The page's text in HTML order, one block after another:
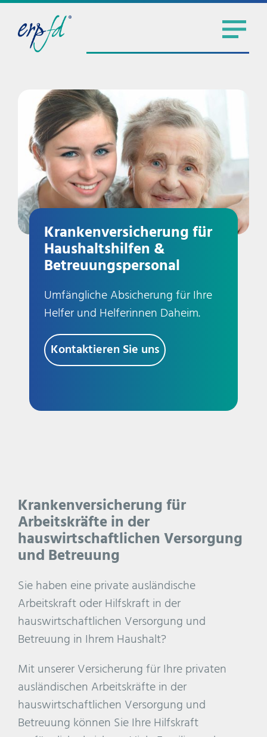
Krankenversicherung für
Haushaltshilfen &
Betreuungspersonal
Umfängliche Absicherung für Ihre
Helfer und Helferinnen Daheim.
Kontaktieren Sie uns
Krankenversicherung für
Arbeitskräfte in der
hauswirtschaftlichen Versorgung
und Betreuung
Sie haben eine private ausländische
Arbeitskraft oder Hilfskraft in der
hauswirtschaftlichen Versorgung und
Betreuung in Ihrem Haushalt?
Mit unserer Versicherung für Ihre privaten
ausländischen Arbeitskräfte in der
hauswirtschaftlichen Versorgung und
Betreuung können Sie Ihre Hilfskraft